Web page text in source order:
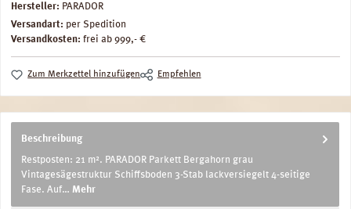
Hersteller: PARADOR
Versandart: per Spedition
Versandkosten: frei ab 999,- €
Zum Merkzettel hinzufügen Empfehlen
Beschreibung
Restposten: 21 m². PARADOR Parkett Bergahorn grau
Vintagesägestruktur Schiffsboden 3-Stab lackversiegelt 4-seitige
Fase. Auf… Mehr